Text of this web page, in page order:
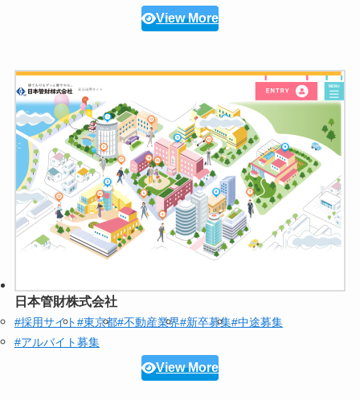
View More
日本管財株式会社
#採用サイト#東京都#不動産業界#新卒募集#中途募集
#アルバイト募集
View More